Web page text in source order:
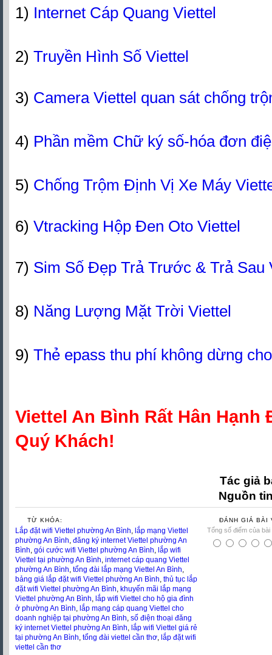
1) Internet Cáp Quang Viettel
2) Truyền Hình Số Viettel
3) Camera Viettel quan sát chống
4) Phần mềm Chữ ký số-hóa đơn
5) Chống Trộm Định Vị Xe Máy
6) Vtracking Hộp Đen Oto Viettel
7) Sim Số Đẹp Trả Trước & Trả Sau
8) Năng Lượng Mặt Trời Viettel
9) Thẻ epass thu phí không dừng
Viettel An Bình Rất Hân Hạnh
Quý Khách!
Tác giả
Nguồn
TỪ KHÓA:
Lắp đặt wifi Viettel phường An Bình, lắp mạng Viettel
phường An Bình, đăng ký internet Viettel phường An
Bình, gói cước wifi Viettel phường An Bình, lắp wifi
Viettel tại phường An Bình, internet cáp quang Viettel
phường An Bình, tổng đài lắp mạng Viettel An Bình,
bảng giá lắp đặt wifi Viettel phường An Bình, thủ tục lắp
đặt wifi Viettel phường An Bình, khuyến mãi lắp mạng
Viettel phường An Bình, lắp wifi Viettel cho hộ gia đình
ở phường An Bình, lắp mạng cáp quang Viettel cho
doanh nghiệp tại phường An Bình, số điện thoại đăng
ký internet Viettel phường An Bình, lắp wifi Viettel giá rẻ
tại phường An Bình, tổng đài viettel cần thơ, lắp đặt wifi
viettel cần thơ
ĐÁNH GIÁ BÀI
Tổng số điểm của